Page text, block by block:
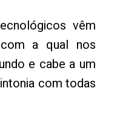
vêm
a qual nos
e cabe a um
com todas